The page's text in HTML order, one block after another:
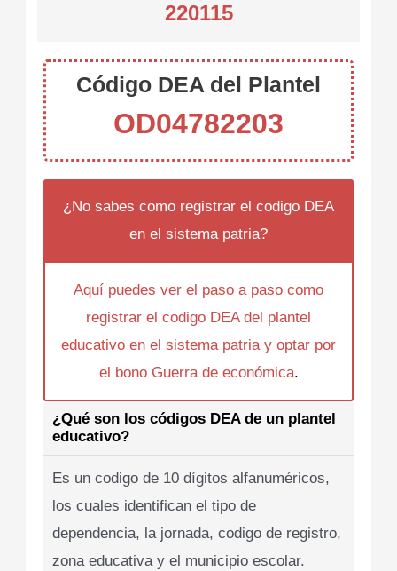
220115
Código DEA del Plantel
OD04782203
¿No sabes como registrar el codigo DEA
en el sistema patria?
Aquí puedes ver el paso a paso como
registrar el codigo DEA del plantel
educativo en el sistema patria y optar por
el bono Guerra de económica.
¿Qué son los códigos DEA de un plantel
educativo?
Es un codigo de 10 dígitos alfanuméricos,
los cuales identifican el tipo de
dependencia, la jornada, codigo de registro,
zona educativa y el municipio escolar.